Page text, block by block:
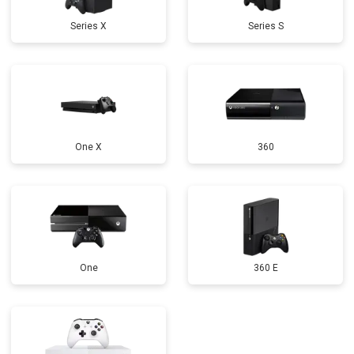
Series X Series S
One X 360
One 360 E